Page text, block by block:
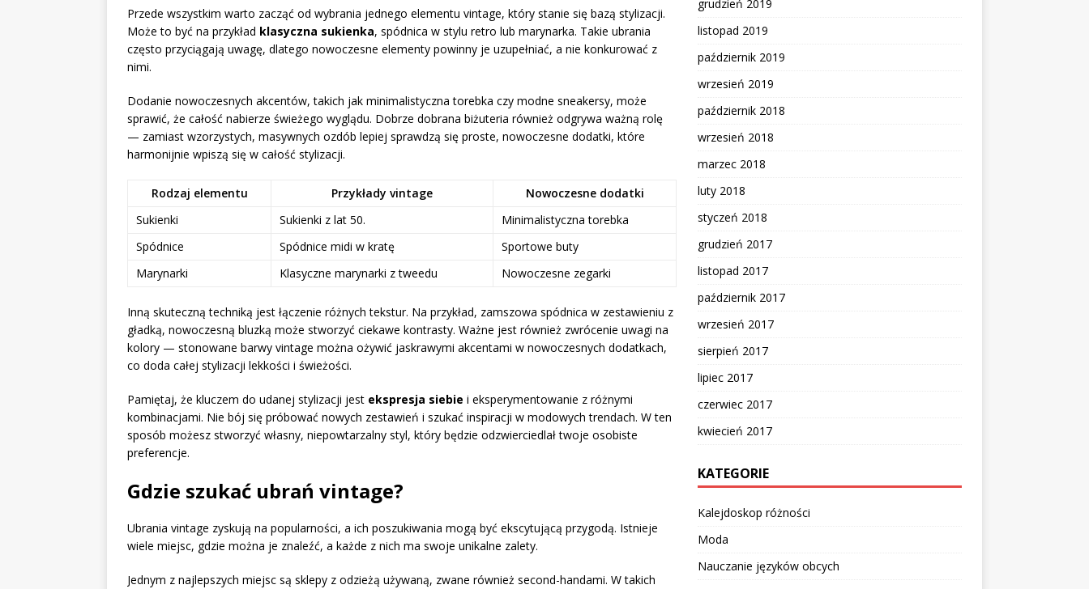
Przede wszystkim warto zacząć od wybrania jednego elementu vintage, który stanie się bazą stylizacji.
Może to być na przykład klasyczna sukienka, spódnica w stylu retro lub marynarka. Takie ubrania
często przyciągają uwagę, dlatego nowoczesne elementy powinny je uzupełniać, a nie konkurować z
nimi.
Dodanie nowoczesnych akcentów, takich jak minimalistyczna torebka czy modne sneakersy, może
sprawić, że całość nabierze świeżego wyglądu. Dobrze dobrana biżuteria również odgrywa ważną rolę
— zamiast wzorzystych, masywnych ozdób lepiej sprawdzą się proste, nowoczesne dodatki, które
harmonijnie wpiszą się w całość stylizacji.
Rodzaj elementu Przykłady vintage
Nowoczesne dodatki
Sukienki
Sukienki z lat 50.
Minimalistyczna torebka
Spódnice
Spódnice midi w kratę
Sportowe buty
Marynarki
Klasyczne marynarki z tweedu Nowoczesne zegarki
Inną skuteczną techniką jest łączenie różnych tekstur. Na przykład, zamszowa spódnica w zestawieniu z
gładką, nowoczesną bluzką może stworzyć ciekawe kontrasty. Ważne jest również zwrócenie uwagi na
kolory — stonowane barwy vintage można ożywić jaskrawymi akcentami w nowoczesnych dodatkach,
co doda całej stylizacji lekkości i świeżości.
Pamiętaj, że kluczem do udanej stylizacji jest ekspresja siebie i eksperymentowanie z różnymi
kombinacjami. Nie bój się próbować nowych zestawień i szukać inspiracji w modowych trendach. W ten
sposób możesz stworzyć własny, niepowtarzalny styl, który będzie odzwierciedlał twoje osobiste
preferencje.
Gdzie szukać ubrań vintage?
Ubrania vintage zyskują na popularności, a ich poszukiwania mogą być ekscytującą przygodą. Istnieje
wiele miejsc, gdzie można je znaleźć, a każde z nich ma swoje unikalne zalety.
Jednym z najlepszych miejsc są sklepy z odzieżą używaną, zwane również second-handami. W takich
grudzień 2019
listopad 2019
październik 2019
wrzesień 2019
październik 2018
wrzesień 2018
marzec 2018
luty 2018
styczeń 2018
grudzień 2017
listopad 2017
październik 2017
wrzesień 2017
sierpień 2017
lipiec 2017
czerwiec 2017
kwiecień 2017
KATEGORIE
Kalejdoskop różności
Moda
Nauczanie języków obcych